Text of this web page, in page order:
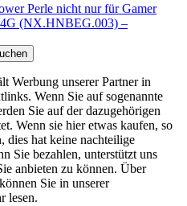
Perle nicht nur für Gamer
(NX.HNBEG.003) –
Werbung unserer Partner in
Wenn Sie auf sogenannte
Sie auf der dazugehörigen
Wenn sie hier etwas kaufen, so
dies hat keine nachteilige
Sie bezahlen, unterstützt uns
anbieten zu können. Über
Sie in unserer
lesen.